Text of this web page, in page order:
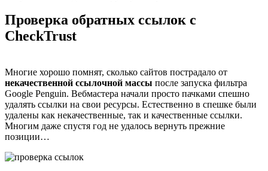
Проверка обратных ссылок с
CheckTrust
Многие хорошо помнят, сколько сайтов пострадало от
некачественной ссылочной массы после запуска фильтра
Google Penguin. Вебмастера начали просто пачками спешно
удалять ссылки на свои ресурсы. Естественно в спешке были
удалены как некачественные, так и качественные ссылки.
Многим даже спустя год не удалось вернуть прежние
позиции…